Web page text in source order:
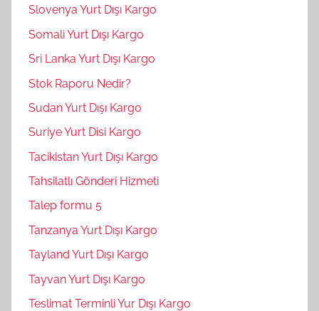
Slovenya Yurt Dışı Kargo
Somali Yurt Dışı Kargo
Sri Lanka Yurt Dışı Kargo
Stok Raporu Nedir?
Sudan Yurt Dışı Kargo
Suriye Yurt Disi Kargo
Tacikistan Yurt Dışı Kargo
Tahsilatlı Gönderi Hizmeti
Talep formu 5
Tanzanya Yurt Dışı Kargo
Tayland Yurt Dışı Kargo
Tayvan Yurt Dışı Kargo
Teslimat Terminli Yur Dışı Kargo